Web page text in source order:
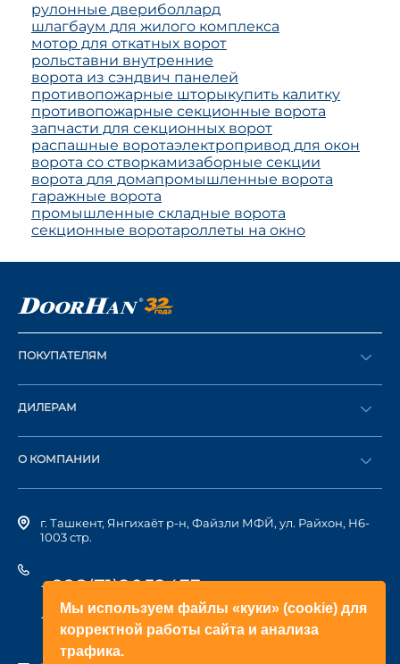
Мы используем файлы «куки» (cookie) для
корректной работы сайта и анализа
трафика.
рулонные двериболлард
шлагбаум для жилого комплекса
мотор для откатных ворот
рольставни внутренние
ворота из сэндвич панелей
противопожарные шторыкупить калитку
противопожарные секционные ворота
запчасти для секционных ворот
распашные воротаэлектропривод для окон
ворота со створкамизаборные секции
ворота для домапромышленные ворота
гаражные ворота
промышленные складные ворота
секционные воротароллеты на окно
ПОКУПАТЕЛЯМ
Оформить заказ
Каталог
ДИЛЕРАМ
Стать дилером
О КОМПАНИИ
История компании
г. Ташкент, Янгихаёт р-н, Файзли МФЙ, ул. Райхон, Н6-
1003 стр.
+998(71)2052433
+998(71)2052422